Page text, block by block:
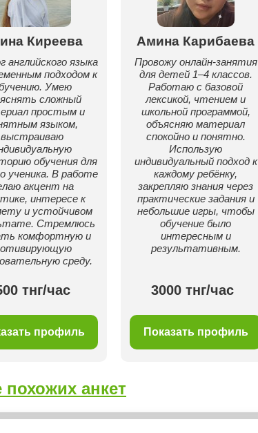
Киреева
английского языка
подходом к
Умею
сложный
простым и
языком,
выстраиваю
обучения для
ученика. В работе
акцент на
интересе к
и устойчивом
Стремлюсь
комфортную и
среду.
тнг/час
профиль
Амина Карибаева
Провожу онлайн-занятия
для детей 1–4 классов.
Работаю с базовой
лексикой, чтением и
школьной программой,
объясняю материал
спокойно и понятно.
Использую
индивидуальный подход к
каждому ребёнку,
закрепляю знания через
практические задания и
небольшие игры, чтобы
обучение было
интересным и
результативным.
3000 тнг/час
Показать профиль
анкет